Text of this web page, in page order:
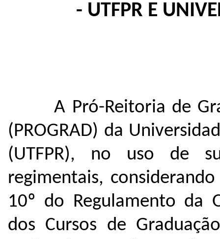
- UTFPR E
A Pró-Reitoria de
(PROGRAD) da
(UTFPR), no uso de
regimentais,
10º do Regulamento da
dos Cursos de